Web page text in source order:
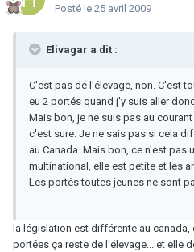
Posté le 25 avril 2009
Elivagar a dit :
C'est pas de l'élevage, non. C'est
eu 2 portés quand j'y suis aller
Mais bon, je ne suis pas au
c'est sure. Je ne sais pas si cela
au Canada. Mais bon, ce n'est pas
multinational, elle est petite et les
Les portés toutes jeunes ne sont
la législation est différente au canada,
portées ça reste de l'élevage... et elle